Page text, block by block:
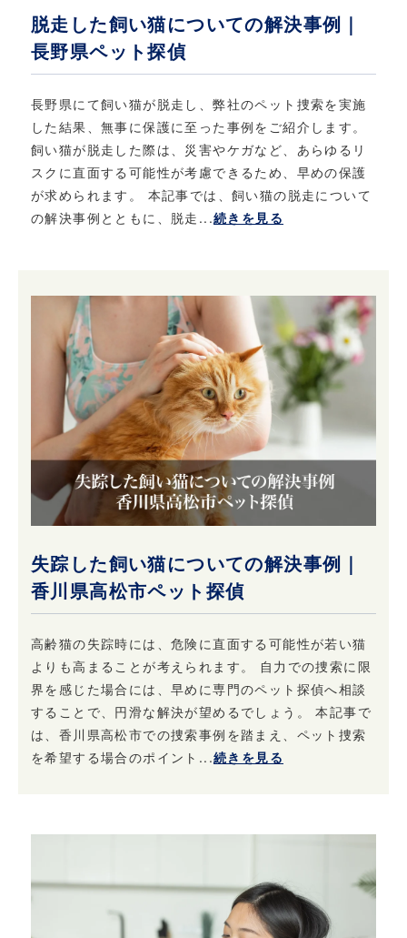
脱走した飼い猫についての解決事例｜
長野県ペット探偵
長野県にて飼い猫が脱走し、弊社のペット捜索を実施
した結果、無事に保護に至った事例をご紹介します。
飼い猫が脱走した際は、災害やケガなど、あらゆるリ
スクに直面する可能性が考慮できるため、早めの保護
が求められます。 本記事では、飼い猫の脱走について
の解決事例とともに、脱走...続きを見る
失踪した飼い猫についての解決事例｜
香川県高松市ペット探偵
高齢猫の失踪時には、危険に直面する可能性が若い猫
よりも高まることが考えられます。 自力での捜索に限
界を感じた場合には、早めに専門のペット探偵へ相談
することで、円滑な解決が望めるでしょう。 本記事で
は、香川県高松市での捜索事例を踏まえ、ペット捜索
を希望する場合のポイント...続きを見る